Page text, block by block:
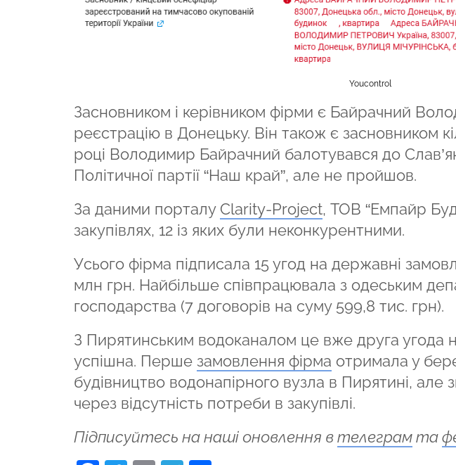
Youcontrol
Засновником і керівником фірми є Байрачний
реєстрацію в Донецьку. Він також є засновником
році Володимир Байрачний балотувався до
Політичної партії “Наш край”, але не пройшов.
За даними порталу Сlarity-Рroject, ТОВ “Емпайр Буд
закупівлях, 12 із яких були неконкурентними.
Усього фірма підписала 15 угод на державні
млн грн. Найбільше співпрацювала з одеським
господарства (7 договорів на суму 599,8 тис. грн).
З Пирятинським водоканалом це вже друга угода
успішна. Перше замовлення фірма отримала у
будівництво водонапірного вузла в Пирятині, але
через відсутність потреби в закупівлі.
Підписуйтесь на наші оновлення втелеграмта